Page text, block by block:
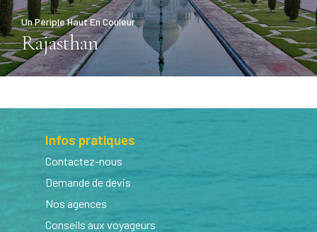
Un Périple Haut En Couleur
Rajasthan
Infos pratiques
Contactez-nous
Demande de devis
Nos agences
Conseils aux voyageurs